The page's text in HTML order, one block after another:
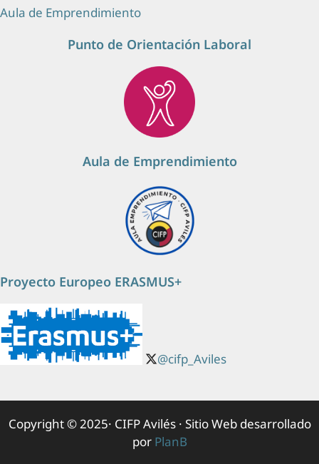
Aula de Emprendimiento
Punto de Orientación Laboral
Aula de Emprendimiento
Proyecto Europeo ERASMUS+
@cifp_Aviles
Copyright © 2025· CIFP Avilés · Sitio Web desarrollado
por PlanB